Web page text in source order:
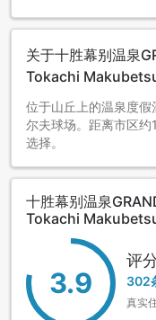
关于十胜幕别温泉
Tokachi
位于山丘上的温泉度
尔夫球场。距离市区
选择。
十胜幕别温泉
Tokachi
3.9
评
302
真实